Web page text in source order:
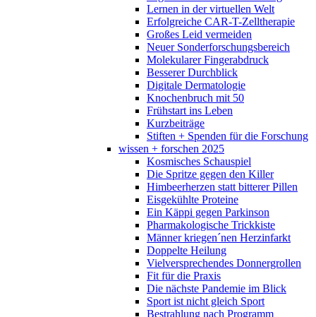
Lernen in der virtuellen Welt
Erfolgreiche CAR-T-Zelltherapie
Großes Leid vermeiden
Neuer Sonderforschungsbereich
Molekularer Fingerabdruck
Besserer Durchblick
Digitale Dermatologie
Knochenbruch mit 50
Frühstart ins Leben
Kurzbeiträge
Stiften + Spenden für die Forschung
wissen + forschen 2025
Kosmisches Schauspiel
Die Spritze gegen den Killer
Himbeerherzen statt bitterer Pillen
Eisgekühlte Proteine
Ein Käppi gegen Parkinson
Pharmakologische Trickkiste
Männer kriegen´nen Herzinfarkt
Doppelte Heilung
Vielversprechendes Donnergrollen
Fit für die Praxis
Die nächste Pandemie im Blick
Sport ist nicht gleich Sport
Bestrahlung nach Programm